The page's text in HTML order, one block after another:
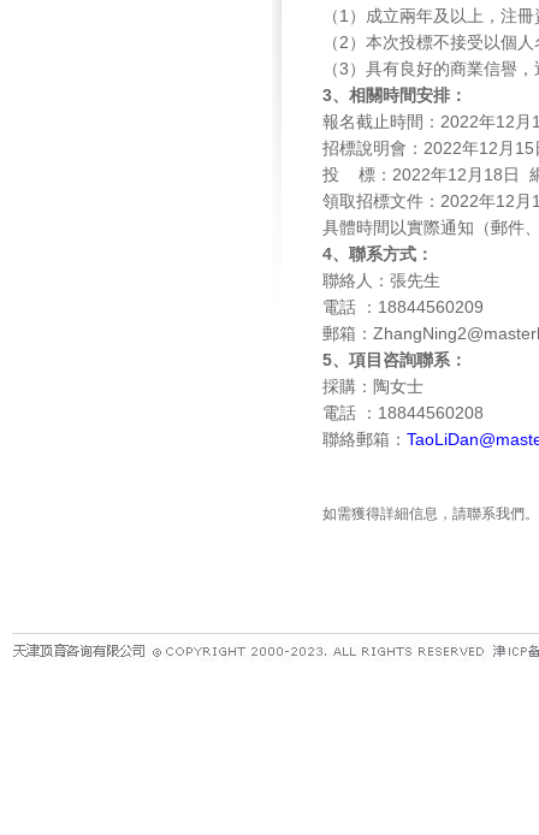
（1）成立兩年及以上，注
（2）本次投標不接受以個
（3）具有良好的商業信譽
3、相關時間安排：
報名截止時間：2022年12月
招標說明會：2022年12月
投 標：2022年12月18日
領取招標文件：2022年12
具體時間以實際通知（郵件
4、聯系方式：
聯絡人：張先生
電話 ：18844560209
郵箱：
5、項目咨詢聯系：
採購：陶女士
電話 ：18844560208
聯絡郵箱：
如需獲得詳細信息，請聯系我們。